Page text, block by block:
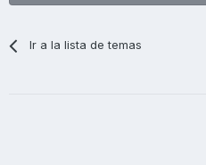
Ir a la lista de temas